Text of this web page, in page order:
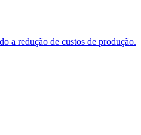
a redução de custos de produção.